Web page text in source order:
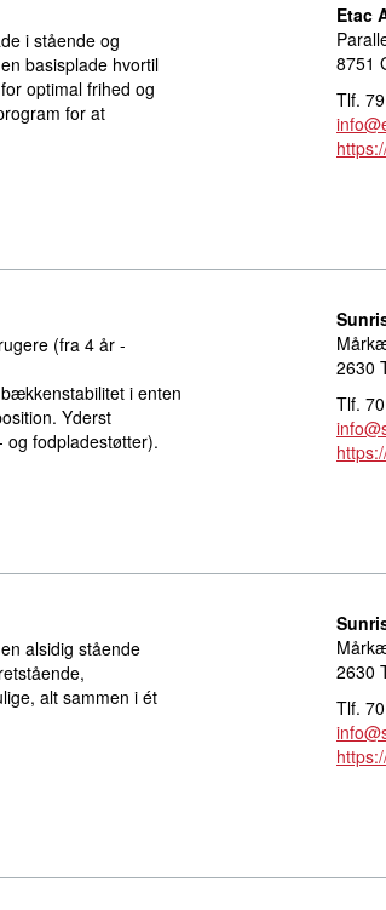
i stående og
basisplade hvortil
optimal frihed og
for at
Etac
8751
Tlf.
(fra 4 år -
i enten
Yderst
fodpladestøtter).
2630
Tlf.
alsidig stående
alt sammen i ét
2630
Tlf.